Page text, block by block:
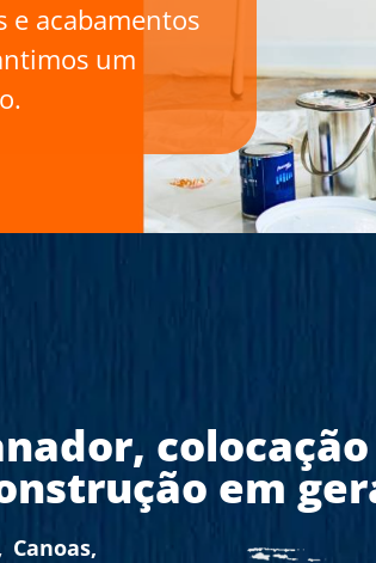
um
em
, Canoas,